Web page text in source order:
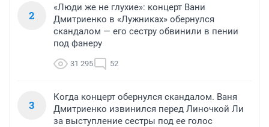
2
«Люди же не глухие»: концерт Вани
Дмитриенко в «Лужниках» обернулся
скандалом — его сестру обвинили в пении
под фанеру
31 295 52
3
Когда концерт обернулся скандалом. Ваня
Дмитриенко извинился перед Линочкой Ли
за выступление сестры под ее голос